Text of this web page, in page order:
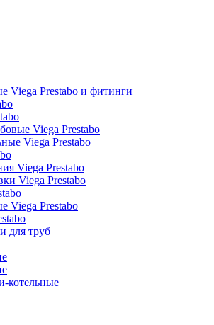
Viega Prestabo и фитинги
Viega Prestabo
Viega Prestabo
Viega Prestabo
Viega Prestabo
Viega Prestabo
для труб
котельные